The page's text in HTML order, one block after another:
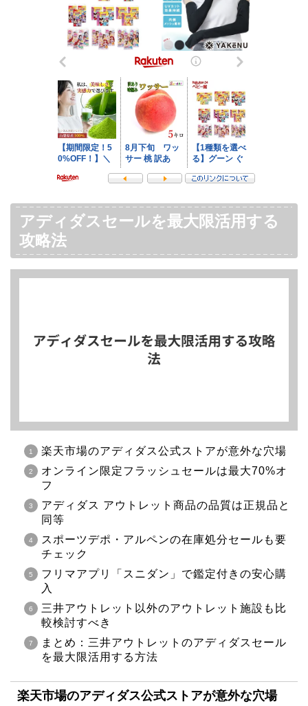
アディダスセールを最大限活用する
攻略法
楽天市場のアディダス公式ストアが意外な穴場
オンライン限定フラッシュセールは最大70%オ
フ
アディダス アウトレット商品の品質は正規品と
同等
スポーツデポ・アルペンの在庫処分セールも要
チェック
フリマアプリ「スニダン」で鑑定付きの安心購
入
三井アウトレット以外のアウトレット施設も比
較検討すべき
まとめ：三井アウトレットのアディダスセール
を最大限活用する方法
楽天市場のアディダス公式ストアが意外な穴場